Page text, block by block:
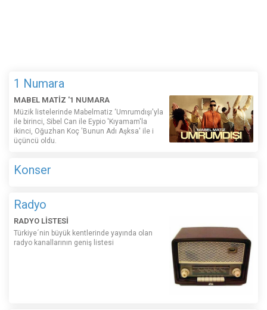
1 Numara
MABEL MATİZ '1 NUMARA
Müzik listelerinde Mabelmatiz ‘Umrumdışı'yla
ile birinci, Sibel Can ile Eypio 'Kıyamam'la
ikinci, Oğuzhan Koç 'Bunun Adı Aşksa' ile i
üçüncü oldu.
Konser
Radyo
RADYO LİSTESİ
Türkiye´nin büyük kentlerinde yayında olan
radyo kanallarının geniş listesi